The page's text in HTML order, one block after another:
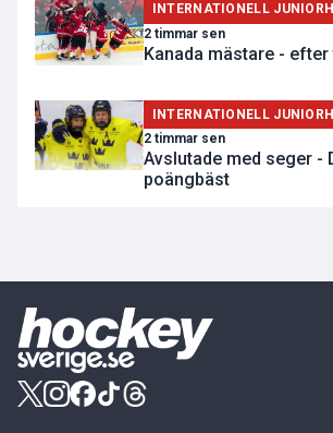
INTERNATIONELL
2 timmar sen
Kanada mästare -
INTERNATIONELL
2 timmar sen
Avslutade med seger -
poängbäst